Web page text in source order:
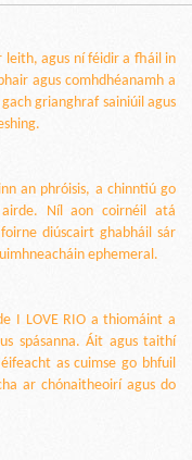
leith, agus ní féidir a fháil in
agus comhdhéanamh a
grianghraf sainiúil agus
an phróisis, a chinntiú go
Níl aon coirnéil atá
diúscairt ghabháil sár
ephemeral.
I LOVE RIO a thiomáint a
spásanna. Áit agus taithí
as cuimse go bhfuil
ar chónaitheoirí agus do